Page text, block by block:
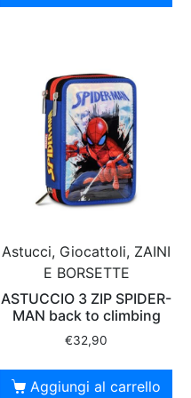
Astucci, Giocattoli, ZAINI
E BORSETTE
ASTUCCIO 3 ZIP SPIDER-
MAN back to climbing
€32,90
Aggiungi al carrello